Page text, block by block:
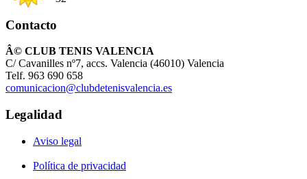
Contacto
Â© CLUB TENIS VALENCIA
C/ Cavanilles nº7, accs. Valencia (46010) Valencia
Telf. 963 690 658
comunicacion@clubdetenisvalencia.es
Legalidad
Aviso legal
Política de privacidad